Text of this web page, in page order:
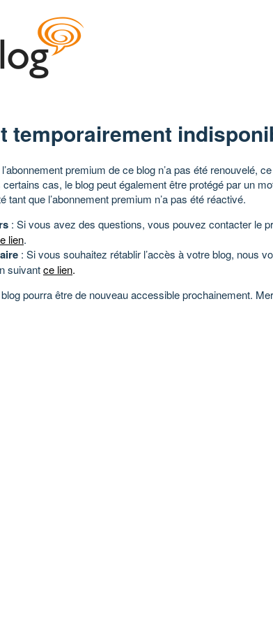
temporairement
premium de ce blog n’a pas été renouvelé,
cas, le blog peut également être protégé par un
tant que l’abonnement premium n’a pas été réactivé.
: Si vous avez des questions, vous pouvez contacter le
lien.
: Si vous souhaitez rétablir l’accès à votre blog, nous
suivantce lien.
pourra être de nouveau accessible prochainement.